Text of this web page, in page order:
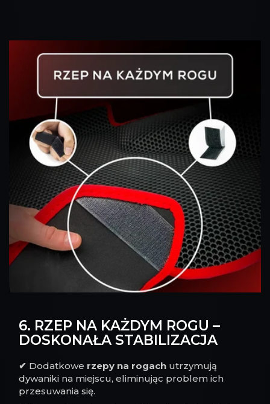
6. RZEP NA KAŻDYM ROGU –
DOSKONAŁA STABILIZACJA
✔ Dodatkowe rzepy na rogach utrzymują
dywaniki na miejscu, eliminując problem ich
przesuwania się.